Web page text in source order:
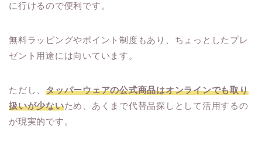
に行けるので便利です。
無料ラッピングやポイント制度もあり、ちょっとしたプレ
ゼント用途には向いています。
ただし、タッパーウェアの公式商品はオンラインでも取り
扱いが少ないため、あくまで代替品探しとして活用するの
が現実的です。